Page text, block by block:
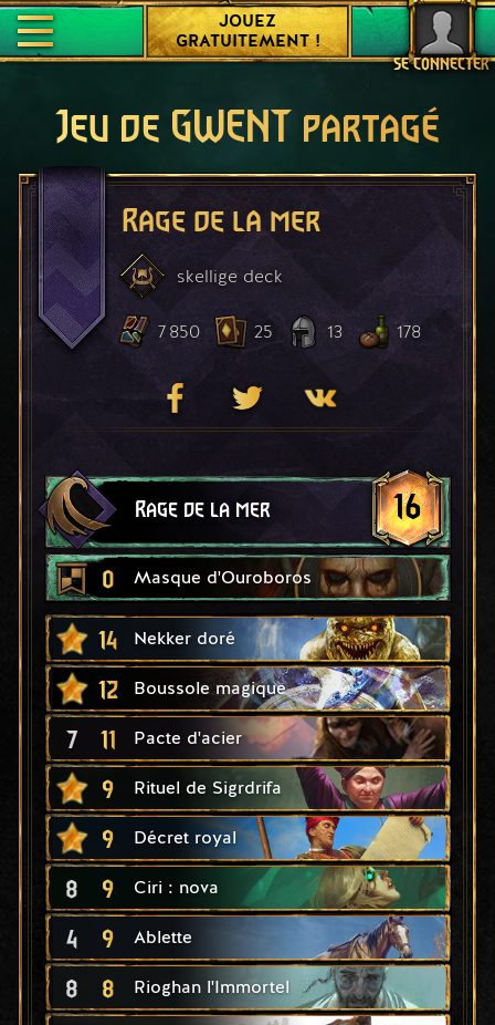
SE CONNECTER
JOUEZ
GRATUITEMENT !
Jeu de GWENT partagé
Rage de la mer
skellige deck
7 850 25 13 178
Rage de la mer 16
0 Masque d'Ouroboros
14 Nekker doré
12 Boussole magique
7 11 Pacte d'acier
9 Rituel de Sigrdrifa
9 Décret royal
8 9 Ciri : nova
4 9 Ablette
8 8 Rioghan l'Immortel